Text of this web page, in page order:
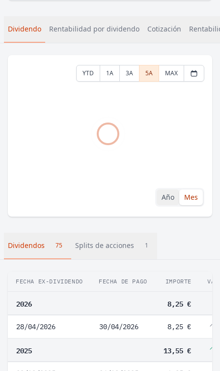
Dividendo Rentabilidad por dividendo Cotización
YTD 1A 3A 5A MAX
Año Mes
Dividendos 75 Splits de acciones 1
FECHA EX-DIVIDENDO FECHA DE PAGO IMPORTE
2026 8,25 €
28/04/2026 30/04/2026 8,25 €
2025 13,55 €